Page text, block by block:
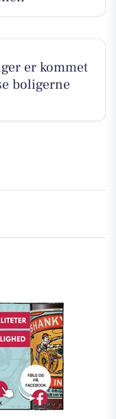
er kommet
boligerne